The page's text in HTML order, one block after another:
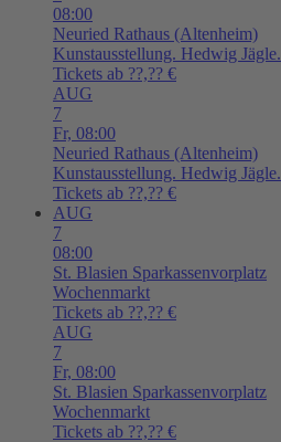
08:00
Neuried Rathaus (Altenheim)
Kunstausstellung. Hedwig Jägle.
Tickets ab ??,?? €
AUG
7
Fr, 08:00
Neuried Rathaus (Altenheim)
Kunstausstellung. Hedwig Jägle.
Tickets ab ??,?? €
AUG
7
08:00
St. Blasien Sparkassenvorplatz
Wochenmarkt
Tickets ab ??,?? €
AUG
7
Fr, 08:00
St. Blasien Sparkassenvorplatz
Wochenmarkt
Tickets ab ??,?? €